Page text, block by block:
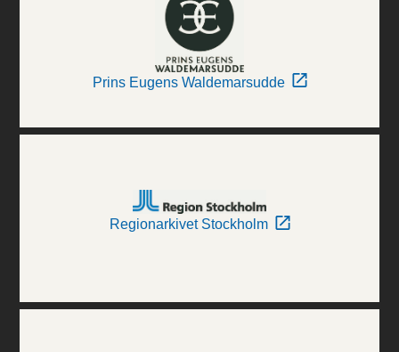
Prins Eugens Waldemarsudde
Regionarkivet Stockholm